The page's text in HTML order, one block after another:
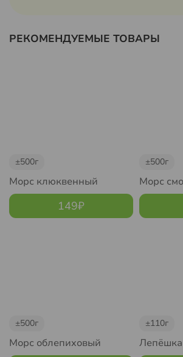
РЕКОМЕНДУЕМЫЕ ТОВАРЫ
±500г
Морс клюквенный
149₽
±500г
Морс
±500г
Морс облепиховый
±110г